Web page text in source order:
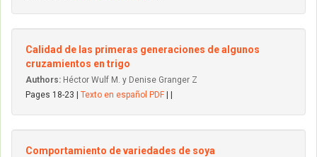
Calidad de las primeras generaciones de algunos
cruzamientos en trigo
Authors: Héctor Wulf M. y Denise Granger Z
Pages 18-23 | Texto en español PDF
Comportamiento de variedades de soya